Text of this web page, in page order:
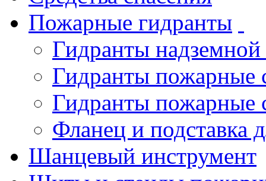
Пожарные гидранты
Гидранты
Гидранты пожарные
Гидранты пожарные
Фланец и подставка
Шанцевый инструмент